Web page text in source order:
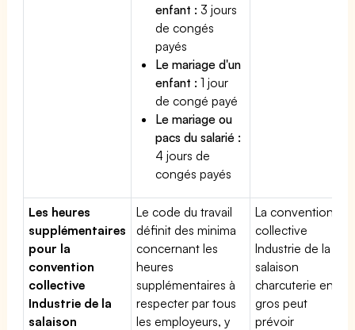
enfant : 3 jours
de congés
payés
Le mariage d'un
enfant : 1 jour
de congé payé
Le mariage ou
pacs du salarié :
4 jours de
congés payés
Les heures
supplémentaires
pour la
convention
collective
Industrie de la
salaison
Le code du travail
définit des minima
concernant les
heures
supplémentaires à
respecter par tous
les employeurs, y
La convention
collective
Industrie de la
salaison
charcuterie en
gros peut
prévoir